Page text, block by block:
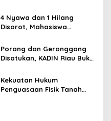
Diterima Kejati, GMPR
Desak Usut Dividen Rp331,7
4 Nyawa dan 1 Hilang
Disorot, Mahasiswa
Pelindo
Porang dan Geronggang
Disatukan, KADIN Riau Buka
Bengkalis
Kekuatan Hukum
Penguasaan Fisik Tanah